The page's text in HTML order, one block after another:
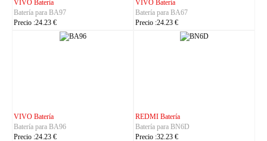
Batería para Titan-P13000
Batería para LT60
Batería para C35
Batería para S7105